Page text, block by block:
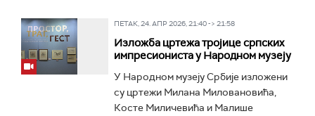
ПЕТАК, 24. АПР 2026, 21:40 -> 21:58
Изложба цртежа тројице српских
импресиониста у Народном музеју
У Народном музеју Србије изложени
су цртежи Милана Миловановића,
Косте Миличевића и Малише